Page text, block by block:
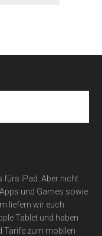
fürs iPad. Aber nicht
und Games sowie
liefern wir euch
Tablet und haben
Tarife zum mobilen